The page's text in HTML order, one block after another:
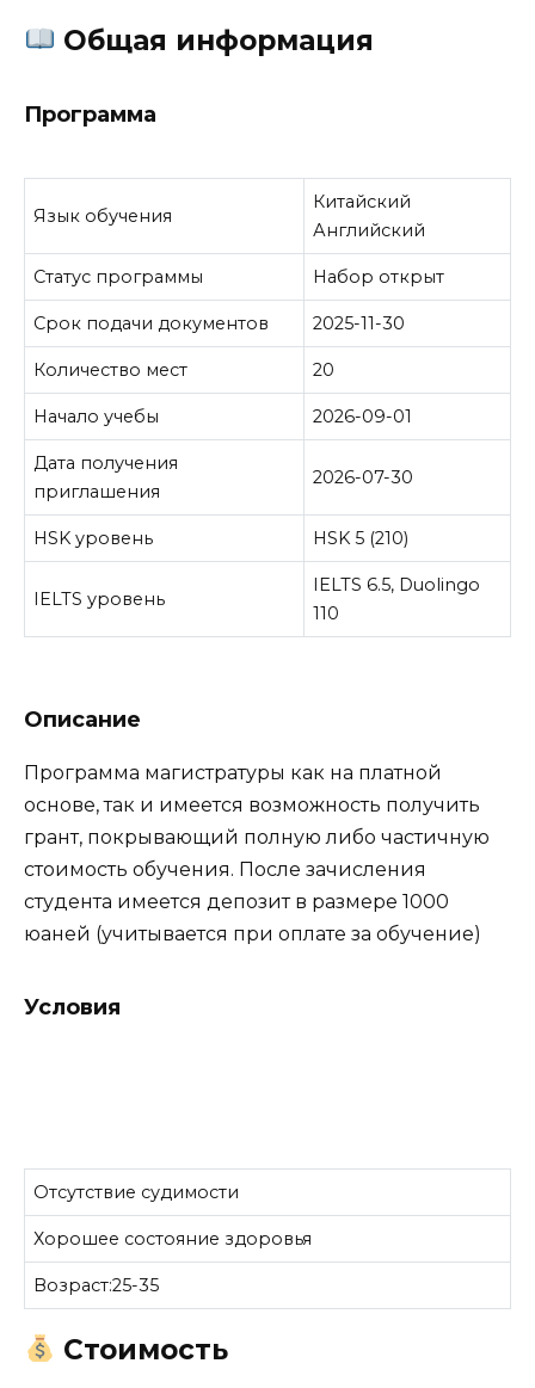
Общая информация
Программа
Язык обучения
Китайский
Английский
Статус программы Набор открыт
Срок подачи документов 2025-11-30
Количество мест 20
Начало учебы 2026-09-01
Дата получения
приглашения
2026-07-30
HSK уровень HSK 5 (210)
IELTS уровень
IELTS 6.5, Duolingo
110
Описание
Программа магистратуры как на платной
основе, так и имеется возможность получить
грант, покрывающий полную либо частичную
стоимость обучения. После зачисления
студента имеется депозит в размере 1000
юаней (учитывается при оплате за обучение)
Условия
Отсутствие судимости
Хорошее состояние здоровья
Возраст:25-35
Стоимость